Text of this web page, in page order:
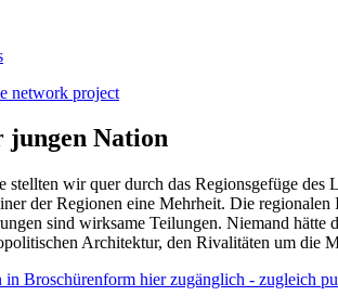
network project
jungen Nation
wir quer durch das Regionsgefüge
der Regionen eine Mehrheit. Die
sind wirksame Teilungen. Niemand hätte
Architektur, den Rivalitäten um die
Broschürenform hier zugänglich - zugleich